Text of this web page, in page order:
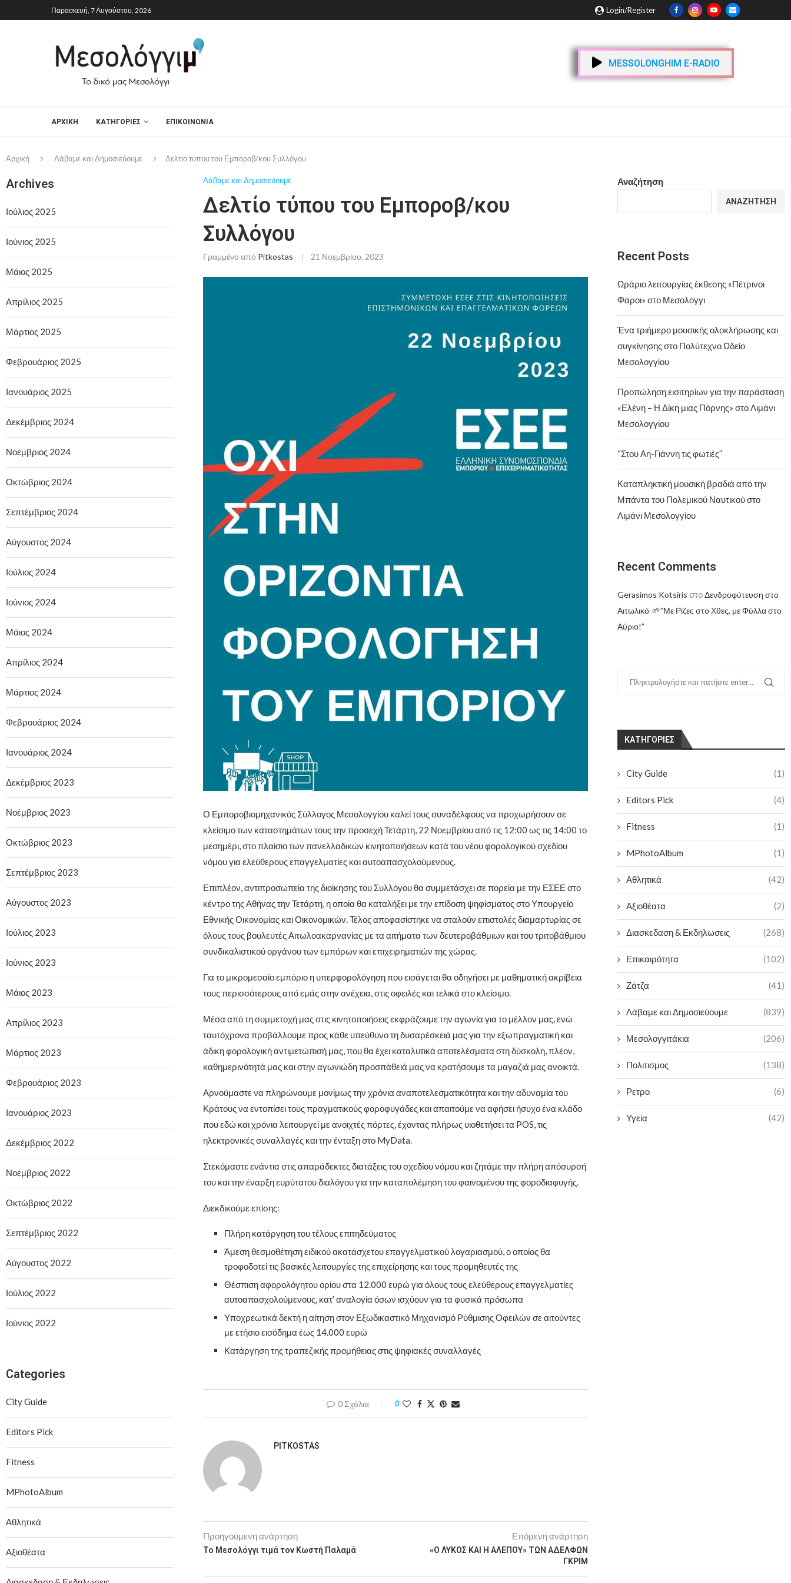
Παρασκευή, 7 Αυγούστου, 2026 Login/Register
MESSOLONGHIM E-RADIO
ΑΡΧΙΚΉ ΚΑΤΗΓΟΡΙΕΣ ΕΠΙΚΟΙΝΩΝΙΑ
Αρχική Λάβαμε και Δημοσιεύουμε Δελτίο τύπου του Εμποροβ/κου Συλλόγου
Λάβαμε και Δημοσιεύουμε
Δελτίο τύπου του Εμποροβ/κου
Συλλόγου
Γραμμένο από Pitkostas 21 Νοεμβρίου, 2023
Ο Εμποροβιομηχανικός Σύλλογος Μεσολογγίου καλεί τους συναδέλφους να προχωρήσουν σε
κλείσιμο των καταστημάτων τους την προσεχή Τετάρτη, 22 Νοεμβρίου από τις 12:00 ως τις 14:00 το
μεσημέρι, στο πλαίσιο των πανελλαδικών κινητοποιήσεων κατά του νέου φορολογικού σχεδίου
νόμου για ελεύθερους επαγγελματίες και αυτοαπασχολούμενους.
Επιπλέον, αντιπροσωπεία της διοίκησης του Συλλόγου θα συμμετάσχει σε πορεία με την ΕΣΕΕ στο
κέντρο της Αθήνας την Τετάρτη, η οποία θα καταλήξει με την επίδοση ψηφίσματος στο Υπουργείο
Εθνικής Οικονομίας και Οικονομικών. Τέλος αποφασίστηκε να σταλούν επιστολές διαμαρτυρίας σε
όλους τους βουλευτές Αιτωλοακαρνανίας με τα αιτήματα των δευτεροβάθμιων και του τριτοβάθμιου
συνδικαλιστικού οργάνου των εμπόρων και επιχειρηματιών της χώρας.
Για το μικρομεσαίο εμπόριο η υπερφορολόγηση που εισάγεται θα οδηγήσει με μαθηματική ακρίβεια
τους περισσότερους από εμάς στην ανέχεια, στις οφειλές και τελικά στο κλείσιμο.
Μέσα από τη συμμετοχή μας στις κινητοποιήσεις εκφράζουμε την αγωνία για το μέλλον μας, ενώ
ταυτόχρονα προβάλλουμε προς κάθε υπεύθυνο τη δυσαρέσκειά μας για την εξωπραγματική και
άδικη φορολογική αντιμετώπισή μας, που θα έχει καταλυτικά αποτελέσματα στη δύσκολη, πλέον,
καθημερινότητά μας και στην αγωνιώδη προσπάθειά μας να κρατήσουμε τα μαγαζιά μας ανοικτά.
Αρνούμαστε να πληρώνουμε μονίμως την χρόνια αναποτελεσματικότητα και την αδυναμία του
Κράτους να εντοπίσει τους πραγματικούς φοροφυγάδες και απαιτούμε να αφήσει ήσυχο ένα κλάδο
που εδώ και χρόνια λειτουργεί με ανοιχτές πόρτες, έχοντας πλήρως υιοθετήσει τα POS, τις
ηλεκτρονικές συναλλαγές και την ένταξη στο MyData.
Στεκόμαστε ενάντια στις απαράδεκτες διατάξεις του σχεδίου νόμου και ζητάμε την πλήρη απόσυρσή
του και την έναρξη ευρύτατου διαλόγου για την καταπολέμηση του φαινομένου της φοροδιαφυγής.
Διεκδικούμε επίσης:
Πλήρη κατάργηση του τέλους επιτηδεύματος
Άμεση θεσμοθέτηση ειδικού ακατάσχετου επαγγελματικού λογαριασμού, ο οποίος θα
τροφοδοτεί τις βασικές λειτουργίες της επιχείρησης και τους προμηθευτές της
Θέσπιση αφορολόγητου ορίου στα 12.000 ευρώ για όλους τους ελεύθερους επαγγελματίες
αυτοαπασχολούμενους, κατ’ αναλογία όσων ισχύουν για τα φυσικά πρόσωπα
Υποχρεωτικά δεκτή η αίτηση στον Εξωδικαστικό Μηχανισμό Ρύθμισης Οφειλών σε αιτούντες
με ετήσιο εισόδημα έως 14.000 ευρώ
Κατάργηση της τραπεζικής προμήθειας στις ψηφιακές συναλλαγές
0 Σχόλια 0
PITKOSTAS
Προηγούμενη ανάρτηση
Το Μεσολόγγι τιμά τον Κωστή Παλαμά
Επόμενη ανάρτηση
«Ο ΛΥΚΟΣ ΚΑΙ Η ΑΛΕΠΟΥ» ΤΩΝ ΑΔΕΛΦΩΝ
ΓΚΡΙΜ
Αναζήτηση
ΑΝΑΖΉΤΗΣΗ
Recent Posts
Ωράριο λειτουργίας έκθεσης «Πέτρινοι
Φάροι» στο Μεσολόγγι
Ένα τριήμερο μουσικής ολοκλήρωσης και
συγκίνησης στο Πολύτεχνο Ωδείο
Μεσολογγίου
Προπώληση εισιτηρίων για την παράσταση
«Ελένη – Η Δίκη μιας Πόρνης» στο Λιμάνι
Μεσολογγίου
“Στου Αη-Γιάννη τις φωτιές”
Καταπληκτική μουσική βραδιά από την
Μπάντα του Πολεμικού Ναυτικού στο
Λιμάνι Μεσολογγίου
Recent Comments
Gerasimos Kotsiris στοΔενδροφύτευση στο
Αιτωλικό-🌱”Με Ρίζες στο Χθες, με Φύλλα στο
Αύριο!”
KΑΤΗΓΟΡΊΕΣ
City Guide (1)
Editors Pick (4)
Fitness (1)
MPhotoAlbum (1)
Αθλητικά (42)
Αξιοθέατα (2)
Διασκεδαση & Εκδηλωσεις (268)
Επικαιρότητα (102)
Ζάτζα (41)
Λάβαμε και Δημοσιεύουμε (839)
Μεσολογγιτάκια (206)
Πολιτισμος (138)
Ρετρο (6)
Υγεία (42)
Archives
Ιούλιος 2025
Ιούνιος 2025
Μάιος 2025
Απρίλιος 2025
Μάρτιος 2025
Φεβρουάριος 2025
Ιανουάριος 2025
Δεκέμβριος 2024
Νοέμβριος 2024
Οκτώβριος 2024
Σεπτέμβριος 2024
Αύγουστος 2024
Ιούλιος 2024
Ιούνιος 2024
Μάιος 2024
Απρίλιος 2024
Μάρτιος 2024
Φεβρουάριος 2024
Ιανουάριος 2024
Δεκέμβριος 2023
Νοέμβριος 2023
Οκτώβριος 2023
Σεπτέμβριος 2023
Αύγουστος 2023
Ιούλιος 2023
Ιούνιος 2023
Μάιος 2023
Απρίλιος 2023
Μάρτιος 2023
Φεβρουάριος 2023
Ιανουάριος 2023
Δεκέμβριος 2022
Νοέμβριος 2022
Οκτώβριος 2022
Σεπτέμβριος 2022
Αύγουστος 2022
Ιούλιος 2022
Ιούνιος 2022
Categories
City Guide
Editors Pick
Fitness
MPhotoAlbum
Αθλητικά
Αξιοθέατα